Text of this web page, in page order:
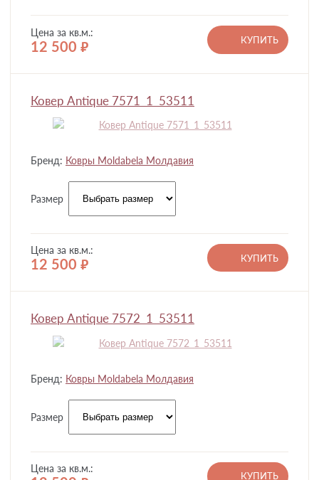
Цена за кв.м.:
12 500 руб.
КУПИТЬ
Ковер Antique 7571_1_53511
Бренд: Ковры Moldabela Молдавия
Размер
Цена за кв.м.:
12 500 руб.
КУПИТЬ
Ковер Antique 7572_1_53511
Бренд: Ковры Moldabela Молдавия
Размер
Цена за кв.м.:
КУПИТЬ